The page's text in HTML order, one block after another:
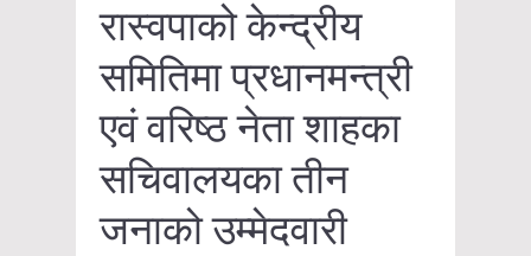
रास्वपाको केन्द्रीय
समितिमा प्रधानमन्त्री
एवं वरिष्ठ नेता शाहका
सचिवालयका तीन
जनाको उम्मेदवारी